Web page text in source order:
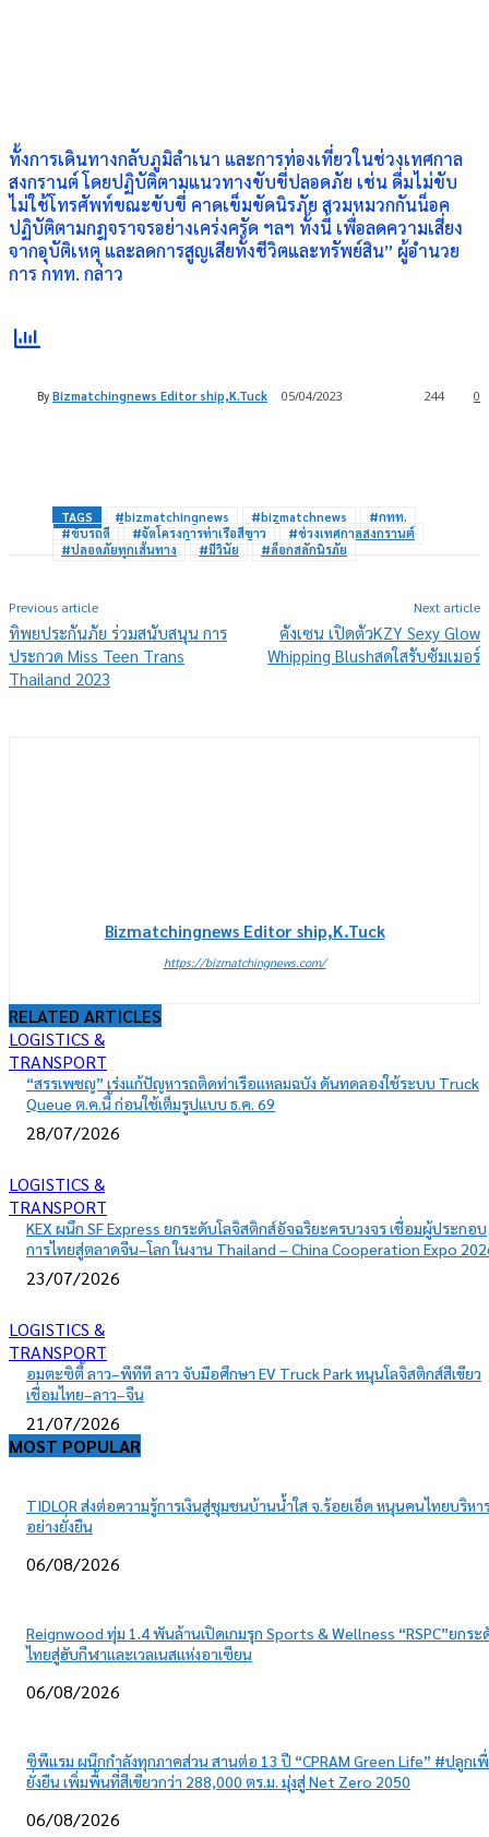
ทั้งการเดินทางกลับภูมิลำเนา และการท่องเที่ยวในช่วงเทศกาล
สงกรานต์ โดยปฏิบัติตามแนวทางขับขี่ปลอดภัย เช่น ดื่มไม่ขับ
ไม่ใช้โทรศัพท์ขณะขับขี่ คาดเข็มขัดนิรภัย สวมหมวกกันน็อค
ปฏิบัติตามกฎจราจรอย่างเคร่งครัด ฯลฯ ทั้งนี้ เพื่อลดความเสี่ยง
จากอุบัติเหตุ และลดการสูญเสียทั้งชีวิตและทรัพย์สิน” ผู้อำนวย
การ กทท. กล่าว
By Bizmatchingnews Editor ship,K.Tuck 05/04/2023 0
244
TAGS #bizmatchingnews #bizmatchnews
#กทท.
#ขับรถดี
#จัดโครงการท่าเรือสีขาว
#ช่วงเทศกาลสงกรานต์
#ปลอดภัยทุกเส้นทาง
#มีวินัย #ล็อกสลักนิรภัย
Previous article
ทิพยประกันภัย ร่วมสนับสนุน การ
ประกวด Miss Teen Trans
Thailand 2023
Next article
คังเซน เปิดตัวKZY Sexy Glow
Whipping Blushสดใสรับซัมเมอร์
Bizmatchingnews Editor ship,K.Tuck
https://bizmatchingnews.com/
RELATED ARTICLES
LOGISTICS &
TRANSPORT
“สรรเพชญ” เร่งแก้ปัญหารถติดท่าเรือแหลมฉบัง ดันทดลองใช้ระบบ Truck
Queue ต.ค.นี้ ก่อนใช้เต็มรูปแบบ ธ.ค. 69
28/07/2026
LOGISTICS &
TRANSPORT
KEX ผนึก SF Express ยกระดับโลจิสติกส์อัจฉริยะครบวงจร เชื่อมผู้ประกอบ
การไทยสู่ตลาดจีน–โลก ในงาน Thailand – China Cooperation Expo
23/07/2026
LOGISTICS &
TRANSPORT
อมตะซิตี้ ลาว–พีทีที ลาว จับมือศึกษา EV Truck Park หนุนโลจิสติกส์สีเขียว
เชื่อมไทย–ลาว–จีน
21/07/2026
MOST POPULAR
TIDLOR ส่งต่อความรู้การเงินสู่ชุมชนบ้านน้ำใส จ.ร้อยเอ็ด หนุนคนไทยบริหา
อย่างยั่งยืน
06/08/2026
Reignwood ทุ่ม 1.4 พันล้านเปิดเกมรุก Sports & Wellness “RSPC”ยกระ
ไทยสู่ฮับกีฬาและเวลเนสแห่งอาเซียน
06/08/2026
ซีพีแรม ผนึกกำลังทุกภาคส่วน สานต่อ 13 ปี “CPRAM Green Life” #ปลูกเ
ยั่งยืน เพิ่มพื้นที่สีเขียวกว่า 288,000 ตร.ม. มุ่งสู่ Net Zero 2050
06/08/2026